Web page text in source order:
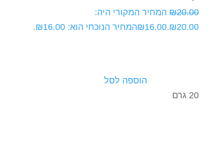
₪20.00
המחיר המקורי היה:
₪20.00.
₪16.00 המחיר הנוכחי הוא: ₪16.00.
הוספה לסל
20 גרם